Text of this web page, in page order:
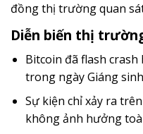
đồng thị trường quan
Diễn biến thị
Bitcoin đã flash crash
trong ngày Giáng sinh
Sự kiện chỉ xảy ra
không ảnh hưởng